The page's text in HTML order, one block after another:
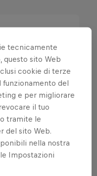
tecnicamente
questo sito Web
cookie di terze
del
e per migliorare
il tuo
tramite le
del sito Web.
nella nostra
Impostazioni